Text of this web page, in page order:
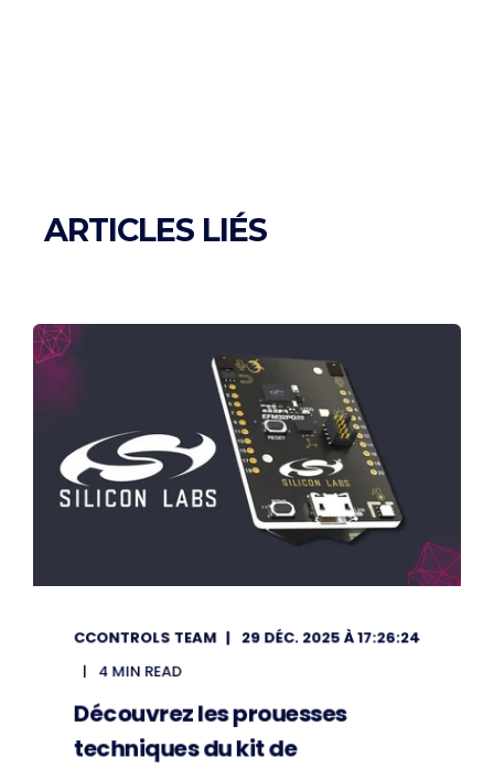
ARTICLES LIÉS
CCONTROLS TEAM
29 DÉC. 2025 À 17:26:24
4 MIN READ
Découvrez les prouesses
techniques du kit de